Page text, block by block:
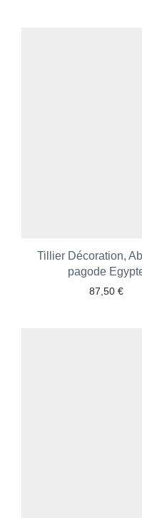
Tillier Décoration,
pagode
87,50 €